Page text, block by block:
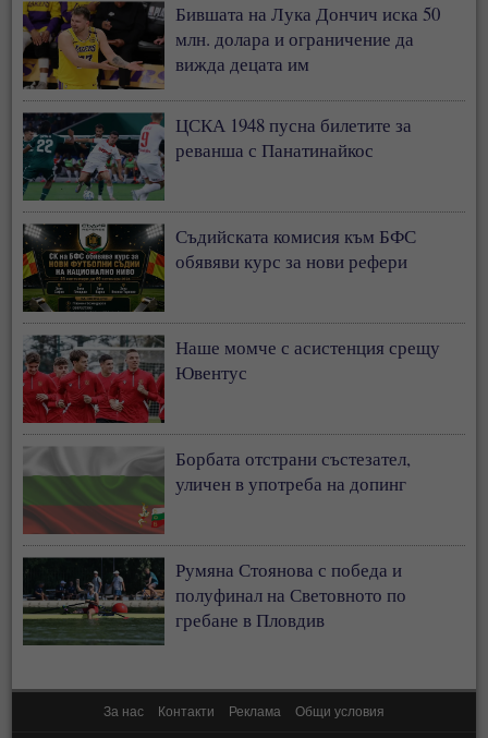
Бившата на Лука Дончич иска 50
млн. долара и ограничение да
вижда децата им
ЦСКА 1948 пусна билетите за
реванша с Панатинайкос
Съдийската комисия към БФС
обявяви курс за нови рефери
Наше момче с асистенция срещу
Ювентус
Борбата отстрани състезател,
уличен в употреба на допинг
Румяна Стоянова с победа и
полуфинал на Световното по
гребане в Пловдив
За нас Контакти Реклама Общи условия